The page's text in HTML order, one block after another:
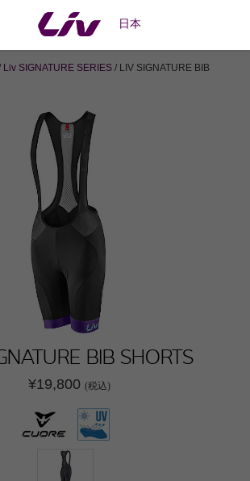
日本
Liv SIGNATURE SERIES / LIV SIGNATURE BIB
BIB SHORTS
¥19,800 (税込)